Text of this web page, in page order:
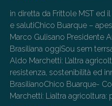
in diretta da Frittole MST ed
e salutiChico Buarque –
Marco Gulisano Presidente
Brasiliana oggiSou sem
Aldo Marchetti: L’altra
resistenza, sostenibilità ed
BrasilianoChico Buarque-
Marchetti: Lìaltra agricoltura: